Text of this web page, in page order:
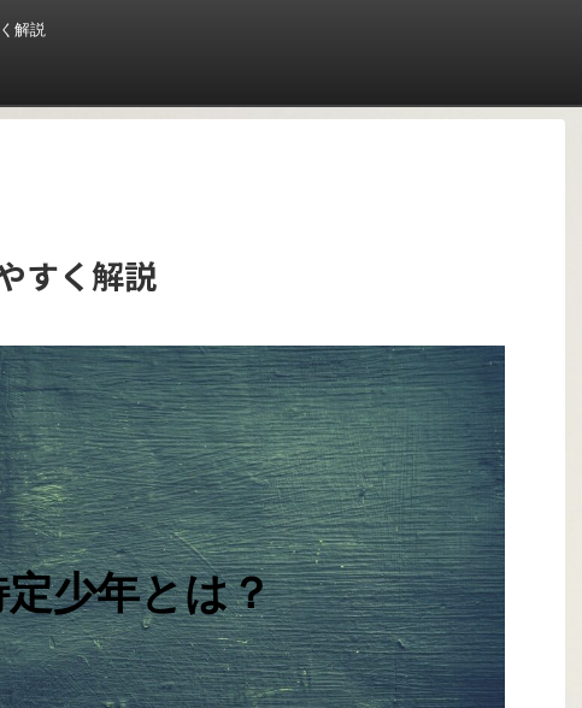
解説
すく解説
少年とは？